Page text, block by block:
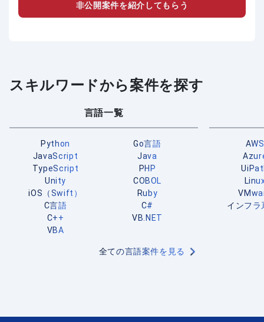
非公開案件を紹介してもらう
スキルワードから案件を探す
言語一覧
Python
Go言語
JavaScript
Java
TypeScript
PHP
Unity
COBOL
iOS（Swift）
Ruby
C言語
C#
C++
VB.NET
VBA
全ての言語案件を見る
AWS
インフラ